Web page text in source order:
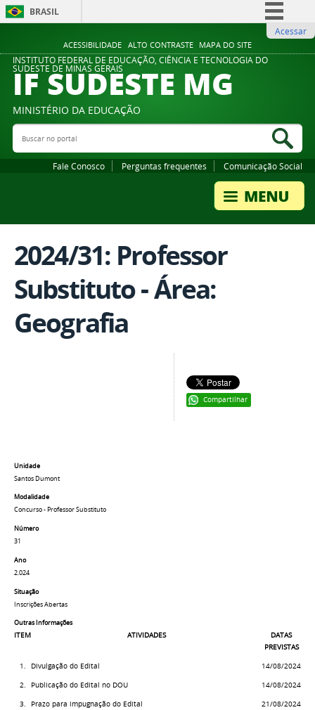
ACESSIBILIDADE ALTO CONTRASTE MAPA DO SITE
BRASIL
Comunica BR
Participe
Legislação
Acessar
INSTITUTO FEDERAL DE EDUCAÇÃO, CIÊNCIA E TECNOLOGIA DO
SUDESTE DE MINAS GERAIS
IF SUDESTE MG
MINISTÉRIO DA EDUCAÇÃO
Buscar no portal
Fale Conosco Perguntas frequentes Comunicação Social
2024/31: Professor
Substituto - Área:
Geografia
Compartilhar
Unidade
Santos Dumont
Modalidade
Concurso - Professor Substituto
Número
31
Ano
2.024
Situação
Inscrições Abertas
Outras Informações
ITEM ATIVIDADES
DATAS
PREVISTAS
1. Divulgação do Edital 14/08/2024
2. Publicação do Edital no DOU 14/08/2024
3. Prazo para impugnação do Edital 21/08/2024